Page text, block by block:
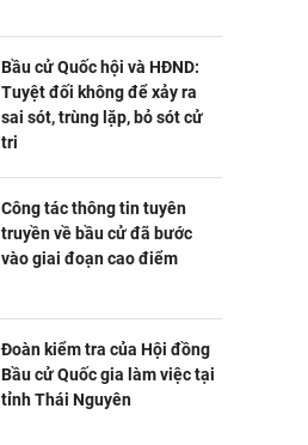
Bầu cử Quốc hội và HĐND:
Tuyệt đối không để xảy ra
sai sót, trùng lặp, bỏ sót cử
tri
Công tác thông tin tuyên
truyền về bầu cử đã bước
vào giai đoạn cao điểm
Đoàn kiểm tra của Hội đồng
Bầu cử Quốc gia làm việc tại
tỉnh Thái Nguyên